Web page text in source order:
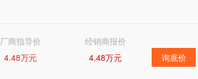
厂商指导价
4.48万元
经销商报价
4.48万元
询底价